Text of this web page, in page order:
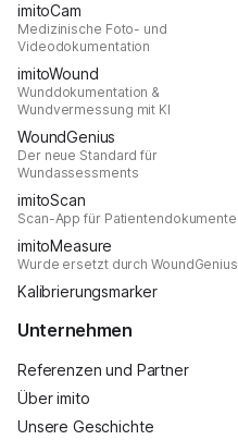
imitoCam
Medizinische Foto- und
Videodokumentation
imitoWound
Wunddokumentation &
Wundvermessung mit KI
WoundGenius
Der neue Standard für
Wundassessments
imitoScan
Scan-App für Patientendokumente
imitoMeasure
Wurde ersetzt durch WoundGenius
Kalibrierungsmarker
Unternehmen
Referenzen und Partner
Über imito
Unsere Geschichte